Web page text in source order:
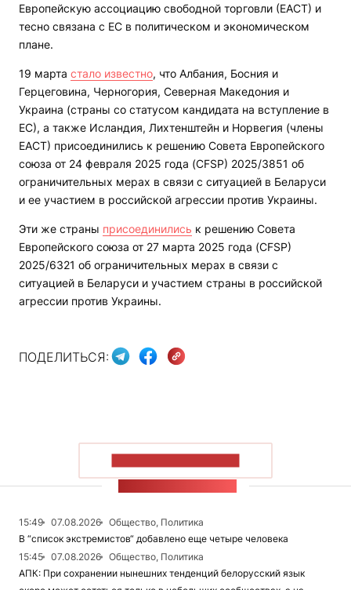
Европейскую ассоциацию свободной торговли (ЕАСТ) и
тесно связана с ЕС в политическом и экономическом
плане.
19 марта стало известно, что Албания, Босния и
Герцеговина, Черногория, Северная Македония и
Украина (страны со статусом кандидата на вступление в
ЕС), а также Исландия, Лихтенштейн и Норвегия (члены
ЕАСТ) присоединились к решению Совета Европейского
союза от 24 февраля 2025 года (CFSP) 2025/3851 об
ограничительных мерах в связи с ситуацией в Беларуси
и ее участием в российской агрессии против Украины.
Эти же страны присоединились к решению Совета
Европейского союза от 27 марта 2025 года (CFSP)
2025/6321 об ограничительных мерах в связи с
ситуацией в Беларуси и участием страны в российской
агрессии против Украины.
ПОДЕЛИТЬСЯ:
15:49 07.08.2026
Общество, Политика
В “список экстремистов“ добавлено еще четыре человека
15:45
07.08.2026
Общество, Политика
АПК: При сохранении нынешних тенденций белорусский язык